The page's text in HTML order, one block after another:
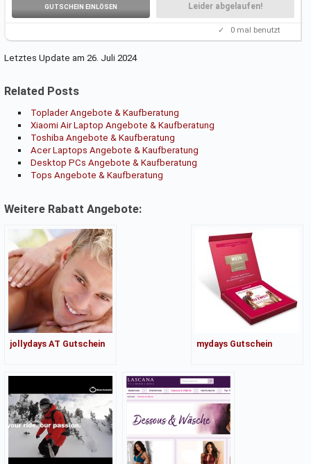
GUTSCHEIN EINLÖSEN Leider abgelaufen!
✓ 0 mal benutzt
Letztes Update am 26. Juli 2024
Related Posts
Toplader Angebote & Kaufberatung
Xiaomi Air Laptop Angebote & Kaufberatung
Toshiba Angebote & Kaufberatung
Acer Laptops Angebote & Kaufberatung
Desktop PCs Angebote & Kaufberatung
Tops Angebote & Kaufberatung
Weitere Rabatt Angebote:
jollydays AT Gutschein mydays Gutschein